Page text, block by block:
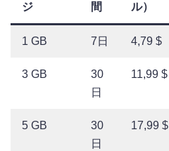
ジ
間
ル）
1 GB 7日 4,79 $
3 GB
30
日
11,99 $
5 GB
30
日
17,99 $